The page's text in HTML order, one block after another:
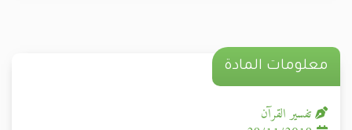
معلومات المادة
تفسير القرآن